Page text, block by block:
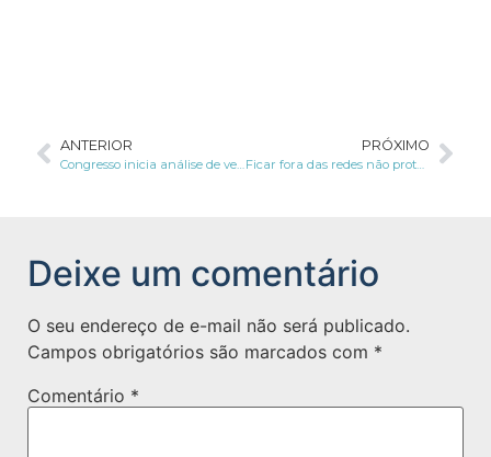
ANTERIOR PRÓXIMO
Ficar fora das redes não protege privacidade
Deixe um comentário
O seu endereço de e-mail não será publicado.
Campos obrigatórios são marcados com *
Comentário *